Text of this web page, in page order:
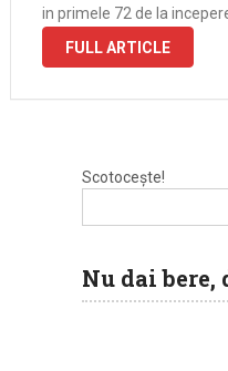
in primele 72 de la
FULL ARTICLE
Scotocește!
Nu dai bere,